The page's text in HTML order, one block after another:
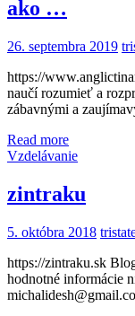
ako …
26. septembra 2019
https://
naučí rozumieť a
zábavnými a
Read more
Vzdelávanie
zintraku
5. októbra 2018
https://zintraku.sk
hodnotné informácie